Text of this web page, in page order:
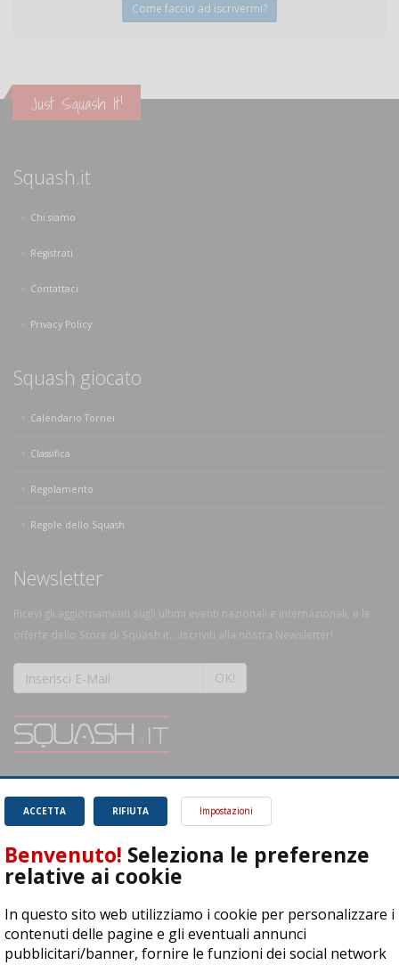
Come faccio ad iscrivermi?
Just Squash It!
Squash.it
Chi siamo
Registrati
Contattaci
Privacy Policy
Squash giocato
Calendario Tornei
Classifica
Regolamento
Regole dello Squash
Newsletter
Ricevi gli aggiornamenti sugli ultimi eventi nazionali e internazionali, e le
offerte dello Store di Squash.it... Iscriviti alla nostra Newsletter!
OK!
magnifico sport.
Leggi
RIFIUTA
ACCETTA Impostazioni
Benvenuto! Seleziona le preferenze
relative ai cookie
In questo sito web utilizziamo i cookie per personalizzare i
contenuti delle pagine e gli eventuali annunci
pubblicitari/banner, fornire le funzioni dei social network
ASD Let's Sport - Via T. Olivelli 3, 25014 Castenedolo (BS) - P. Iva:
04278030988
© Copyright 2015 | All Rights Reserved - Powered byDynDevice